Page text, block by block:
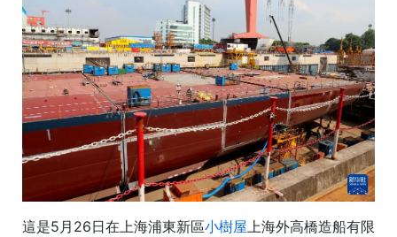
這是5月26日在上海浦東新區小樹屋上海外高橋造船有限